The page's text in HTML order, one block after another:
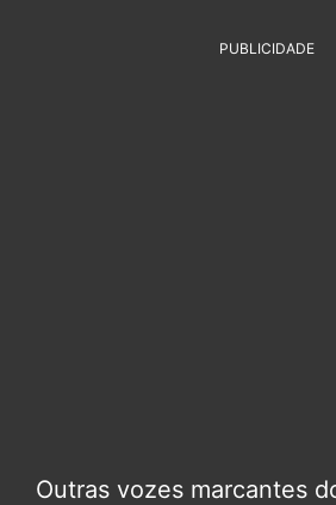
PUBLICIDADE
Outras vozes marcantes